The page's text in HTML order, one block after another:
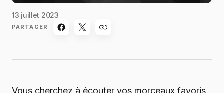
13 juillet 2023
PARTAGER
Vous cherchez à écouter vos morceaux favoris